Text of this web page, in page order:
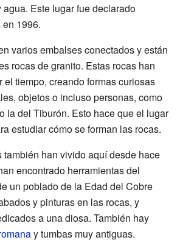
Este lugar fue declarado
1996.
varios embalses conectados y están
rocas de granito. Estas rocas han
el tiempo, creando formas curiosas
objetos o incluso personas, como
la del Tiburón. Esto hace que el lugar
estudiar cómo se forman las rocas.
también han vivido aquí desde hace
encontrado herramientas del
un poblado de la Edad del Cobre
y pinturas en las rocas, y
a una diosa. También hay
y tumbas muy antiguas.